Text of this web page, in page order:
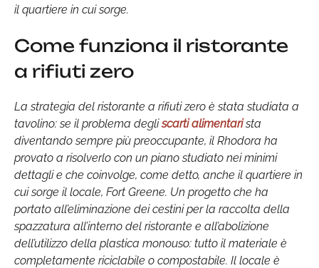
il quartiere in cui sorge.
Come funziona il ristorante
a rifiuti zero
La strategia del ristorante a rifiuti zero è stata studiata a
tavolino: se il problema degliscarti alimentarista
diventando sempre più preoccupante, il Rhodora ha
provato a risolverlo con un piano studiato nei minimi
dettagli e che coinvolge, come detto, anche il quartiere in
cui sorge il locale, Fort Greene. Un progetto che ha
portato all’eliminazione dei cestini per la raccolta della
spazzatura all’interno del ristorante e all’abolizione
dell’utilizzo della plastica monouso: tutto il materiale è
completamente riciclabile o compostabile. Il locale è